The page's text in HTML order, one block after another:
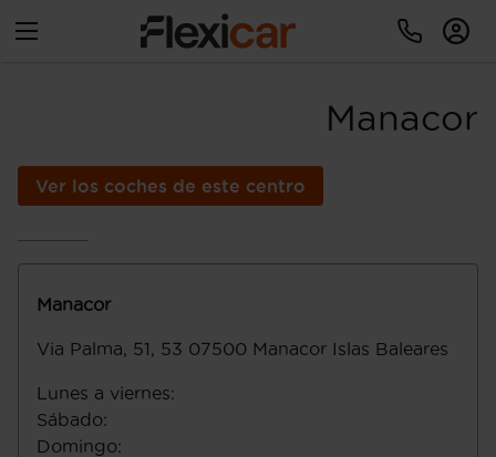
Manacor
Ver los coches de este centro
Manacor
Via Palma, 51, 53 07500 Manacor Islas Baleares
Lunes a viernes:
Sábado:
Domingo: